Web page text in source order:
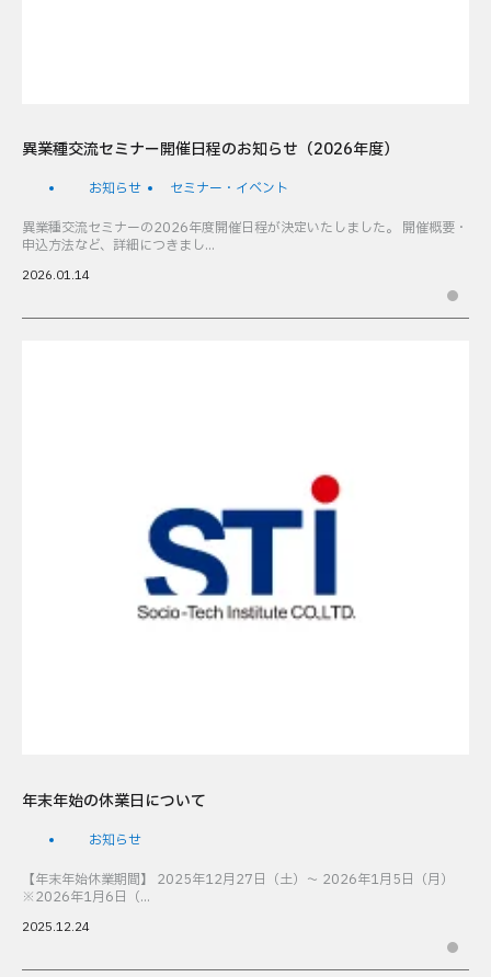
異業種交流セミナー開催日程のお知らせ（2026年度）
お知らせ
セミナー・イベント
異業種交流セミナーの2026年度開催日程が決定いたしました。 開催概要・
申込方法など、詳細につきまし...
2026.01.14
年末年始の休業日について
お知らせ
【年末年始休業期間】 2025年12月27日（土）～ 2026年1月5日（月）
※2026年1月6日（...
2025.12.24